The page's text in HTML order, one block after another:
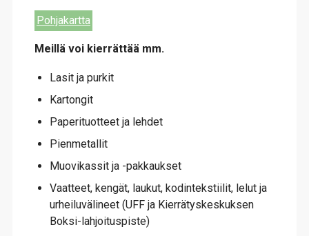
Pohjakartta
Meillä voi kierrättää mm.
Lasit ja purkit
Kartongit
Paperituotteet ja lehdet
Pienmetallit
Muovikassit ja -pakkaukset
Vaatteet, kengät, laukut, kodintekstiilit, lelut ja
urheiluvälineet (UFF ja Kierrätyskeskuksen
Boksi-lahjoituspiste)